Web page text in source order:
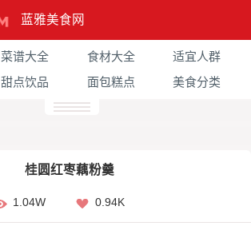
蓝雅美食网
菜谱大全 食材大全
适宜人群
甜点饮品 面包糕点 美食分类
桂圆红枣藕粉羹
1.04W 0.94K